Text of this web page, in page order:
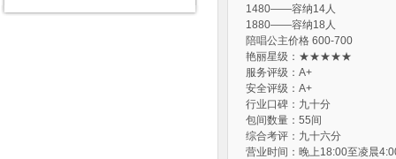
1480——容纳14人
1880——容纳18人
陪唱公主价格 600-700
艳丽星级：★★★★★
服务评级：A+
安全评级：A+
行业口碑：九十分
包间数量：55间
综合考评：九十六分
营业时间：晚上18:00至凌晨